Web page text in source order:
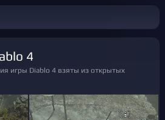
4